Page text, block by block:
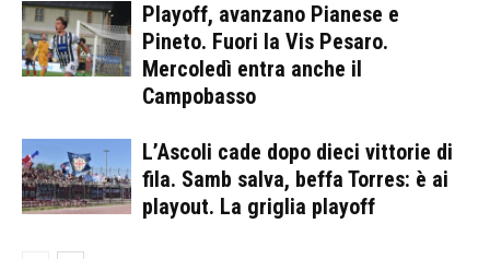
Playoff, avanzano Pianese e
Pineto. Fuori la Vis Pesaro.
Mercoledì entra anche il
Campobasso
L’Ascoli cade dopo dieci vittorie di
fila. Samb salva, beffa Torres: è ai
playout. La griglia playoff